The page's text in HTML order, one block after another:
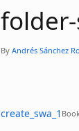
By Andrés Sánchez
create_swa_1